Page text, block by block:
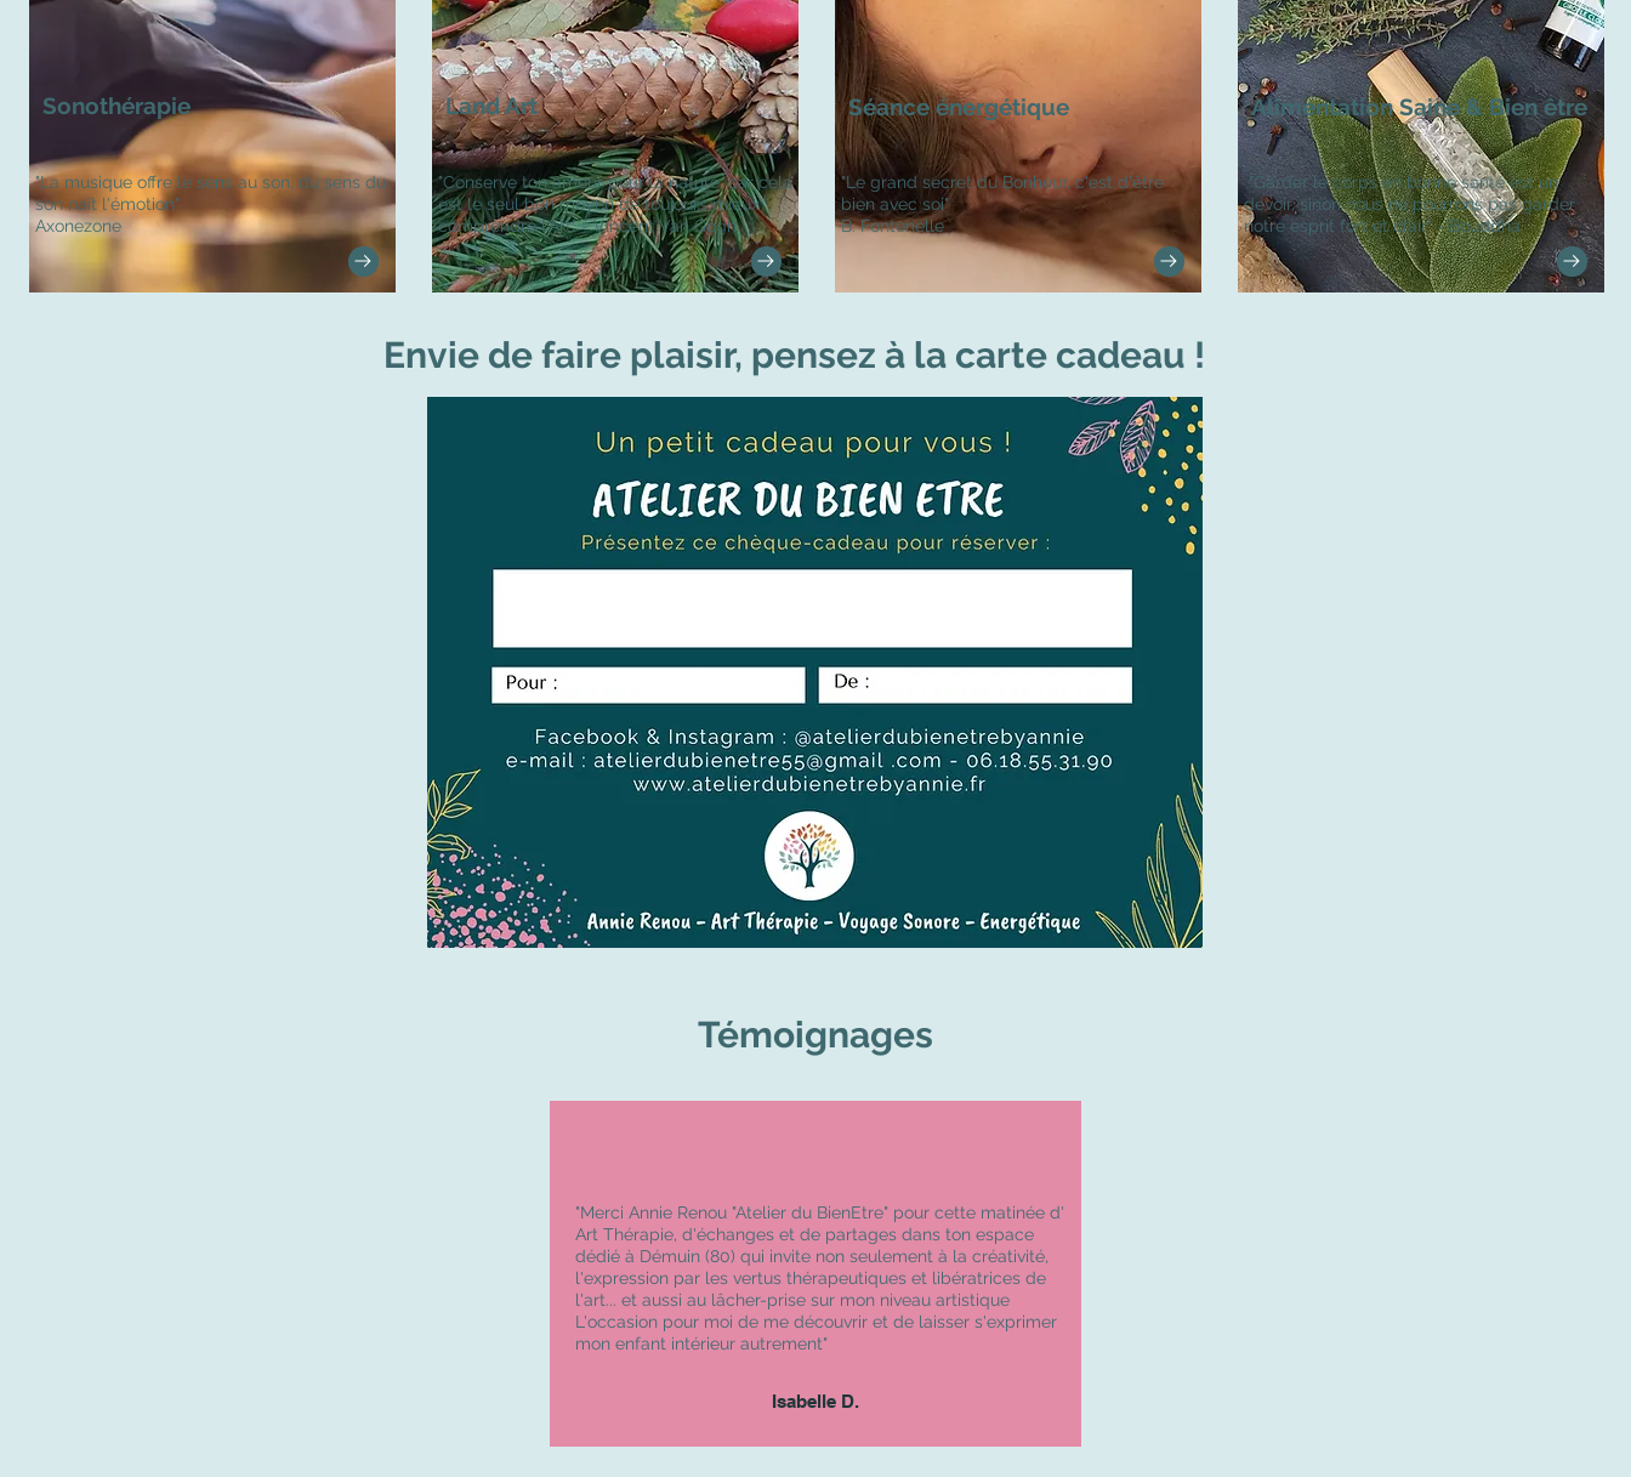
Sonothérapie
"La musique offre le sens au son, du sens du
son naît l'émotion"
Axonezone
Land Art
"Conserve ton amour pour la nature, car cela
est le seul bon moyen de toujours mieux
comprendre l'Art" - Vincent Van Gogh
Séance énergétique
"Le grand secret du Bonheur, c'est d'être
bien avec soi"
B. Fontenelle
Alimentation Saine & Bien être
"Garder le corps en bonne santé est un
devoir, sinon nous ne pourrons pas garder
notre esprit fort et clair" - Bouddha
Envie de faire plaisir, pensez à la carte cadeau !
Témoignages
"Merci Annie Renou "Atelier du BienEtre" pour cette matinée d'
Art Thérapie, d'échanges et de partages dans ton espace
dédié à Démuin (80) qui invite non seulement à la créativité,
l'expression par les vertus thérapeutiques et libératrices de
l'art... et aussi au lâcher-prise sur mon niveau artistique
L'occasion pour moi de me découvrir et de laisser s'exprimer
mon enfant intérieur autrement"
Isabelle D.